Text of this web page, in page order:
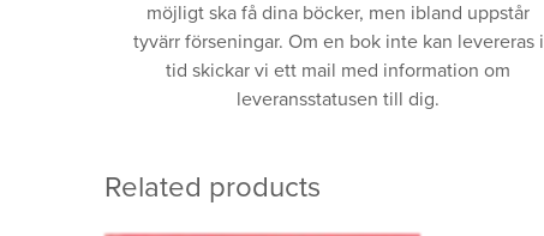
möjligt ska få dina böcker, men ibland uppstår
tyvärr förseningar. Om en bok inte kan levereras i
tid skickar vi ett mail med information om
leveransstatusen till dig.
Related products